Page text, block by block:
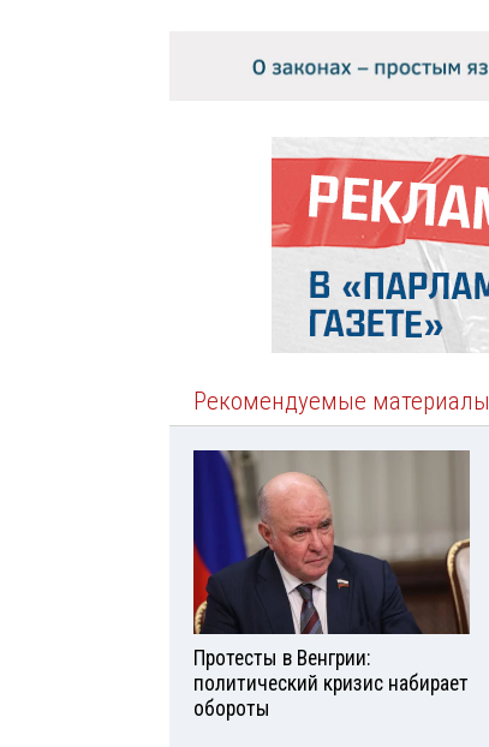
Рекомендуемые материалы
Протесты в Венгрии:
политический кризис набирает
обороты